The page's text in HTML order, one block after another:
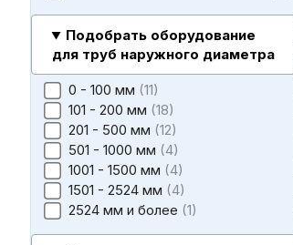
Подобрать оборудование
для труб наружного диаметра
0 - 100 мм 11
101 - 200 мм 18
201 - 500 мм 12
501 - 1000 мм 4
1001 - 1500 мм 4
1501 - 2524 мм 4
2524 мм и более 1